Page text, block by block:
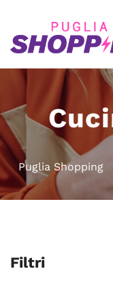
Puglia Shopping
Filtri